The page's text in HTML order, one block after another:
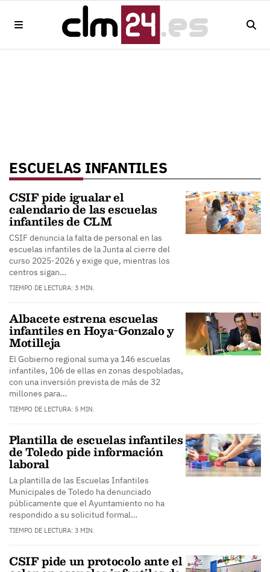
ESCUELAS INFANTILES
CSIF pide igualar el
calendario de las escuelas
infantiles de CLM
CSIF denuncia la falta de personal en las
escuelas infantiles de la Junta al cierre del
curso 2025-2026 y exige que, mientras los
centros sigan…
TIEMPO DE LECTURA: 3 MIN.
Albacete estrena escuelas
infantiles en Hoya-Gonzalo y
Motilleja
El Gobierno regional suma ya 146 escuelas
infantiles, 106 de ellas en zonas despobladas,
con una inversión prevista de más de 32
millones para…
TIEMPO DE LECTURA: 5 MIN.
Plantilla de escuelas infantiles
de Toledo pide información
laboral
La plantilla de las Escuelas Infantiles
Municipales de Toledo ha denunciado
públicamente que el Ayuntamiento no ha
respondido a su solicitud formal…
TIEMPO DE LECTURA: 3 MIN.
CSIF pide un protocolo ante el